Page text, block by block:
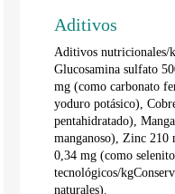
Aditivos
Aditivos nutricionales/
Glucosamina sulfato
mg (como carbonato
yoduro potásico),
pentahidratado),
manganoso), Zinc
0,34 mg (como
tecnológicos/
naturales).